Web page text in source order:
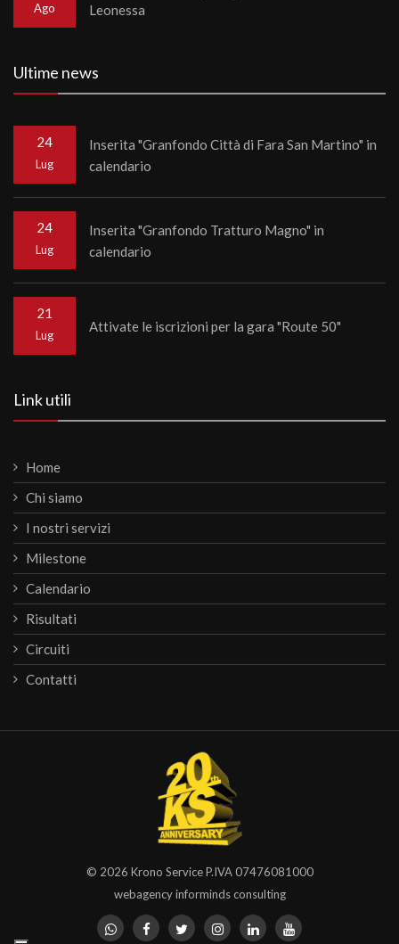
Ago
Leonessa
Ultime news
24
Lug
Inserita "Granfondo Città di Fara San Martino" in
calendario
24
Lug
Inserita "Granfondo Tratturo Magno" in
calendario
21
Lug
Attivate le iscrizioni per la gara "Route 50"
Link utili
Home
Chi siamo
I nostri servizi
Milestone
Calendario
Risultati
Circuiti
Contatti
© 2026 Krono ServiceP.IVA 07476081000
webagency informinds consulting